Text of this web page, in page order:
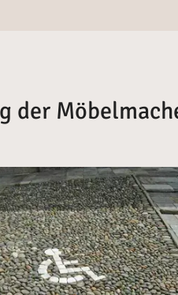
der
anzeigen